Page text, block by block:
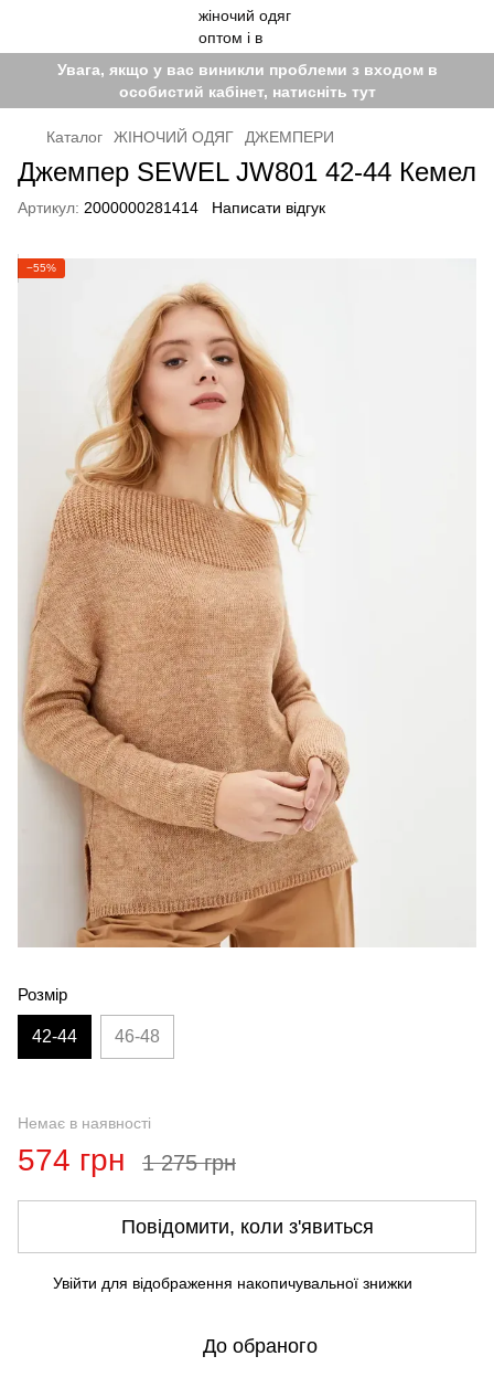
Увага, якщо у вас виникли проблеми з входом в
особистий кабінет, натисніть тут
Каталог ЖІНОЧИЙ ОДЯГ ДЖЕМПЕРИ
Джемпер SEWEL JW801 42-44 Кемел
Артикул: 2000000281414 Написати відгук
−55%
Розмір
42-44 46-48
Немає в наявності
574 грн 1 275 грн
Повідомити, коли з'явиться
Увійти для відображення накопичувальної знижки
До обраного